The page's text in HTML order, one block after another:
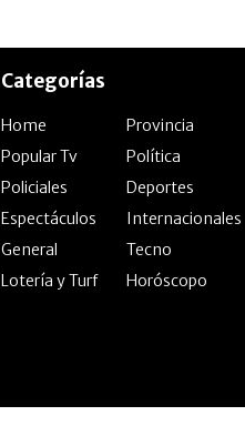
Categorías
Home
Provincia
Popular Tv
Política
Policiales
Deportes
Espectáculos
Internacionales
General
Tecno
Lotería y Turf
Horóscopo